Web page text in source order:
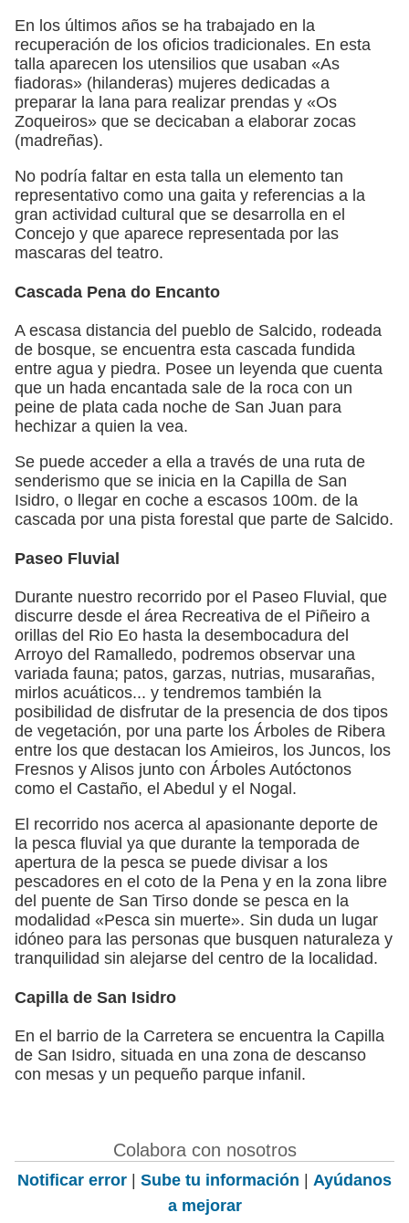
En los últimos años se ha trabajado en la
recuperación de los oficios tradicionales. En esta
talla aparecen los utensilios que usaban «As
fiadoras» (hilanderas) mujeres dedicadas a
preparar la lana para realizar prendas y «Os
Zoqueiros» que se decicaban a elaborar zocas
(madreñas).
No podría faltar en esta talla un elemento tan
representativo como una gaita y referencias a la
gran actividad cultural que se desarrolla en el
Concejo y que aparece representada por las
mascaras del teatro.
Cascada Pena do Encanto
A escasa distancia del pueblo de Salcido, rodeada
de bosque, se encuentra esta cascada fundida
entre agua y piedra. Posee un leyenda que cuenta
que un hada encantada sale de la roca con un
peine de plata cada noche de San Juan para
hechizar a quien la vea.
Se puede acceder a ella a través de una ruta de
senderismo que se inicia en la Capilla de San
Isidro, o llegar en coche a escasos 100m. de la
cascada por una pista forestal que parte de Salcido.
Paseo Fluvial
Durante nuestro recorrido por el Paseo Fluvial, que
discurre desde el área Recreativa de el Piñeiro a
orillas del Rio Eo hasta la desembocadura del
Arroyo del Ramalledo, podremos observar una
variada fauna; patos, garzas, nutrias, musarañas,
mirlos acuáticos... y tendremos también la
posibilidad de disfrutar de la presencia de dos tipos
de vegetación, por una parte los Árboles de Ribera
entre los que destacan los Amieiros, los Juncos, los
Fresnos y Alisos junto con Árboles Autóctonos
como el Castaño, el Abedul y el Nogal.
El recorrido nos acerca al apasionante deporte de
la pesca fluvial ya que durante la temporada de
apertura de la pesca se puede divisar a los
pescadores en el coto de la Pena y en la zona libre
del puente de San Tirso donde se pesca en la
modalidad «Pesca sin muerte». Sin duda un lugar
idóneo para las personas que busquen naturaleza y
tranquilidad sin alejarse del centro de la localidad.
Capilla de San Isidro
En el barrio de la Carretera se encuentra la Capilla
de San Isidro, situada en una zona de descanso
con mesas y un pequeño parque infanil.
Colabora con nosotros
Notificar error | Sube tu información | Ayúdanos
a mejorar